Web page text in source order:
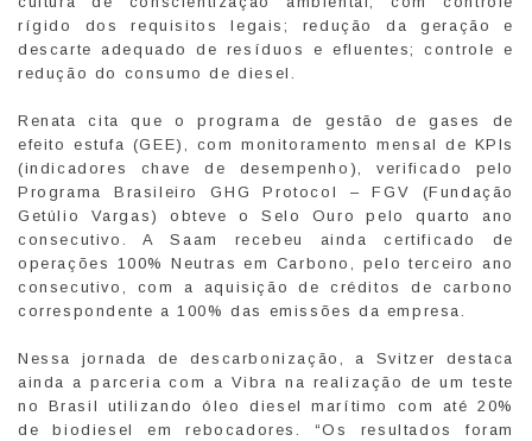
rígido dos requisitos legais; redução da geração e
descarte adequado de resíduos e efluentes; controle e
redução do consumo de diesel.
Renata cita que o programa de gestão de gases de
efeito estufa (GEE), com monitoramento mensal de KPIs
(indicadores chave de desempenho), verificado pelo
Programa Brasileiro GHG Protocol – FGV (Fundação
Getúlio Vargas) obteve o Selo Ouro pelo quarto ano
consecutivo. A Saam recebeu ainda certificado de
operações 100% Neutras em Carbono, pelo terceiro ano
consecutivo, com a aquisição de créditos de carbono
correspondente a 100% das emissões da empresa.
Nessa jornada de descarbonização, a Svitzer destaca
ainda a parceria com a Vibra na realização de um teste
no Brasil utilizando óleo diesel marítimo com até 20%
de biodiesel em rebocadores. “Os resultados foram